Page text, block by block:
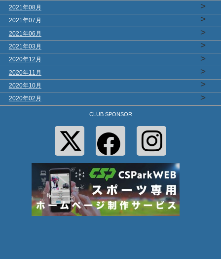
2021年08月 >
2021年07月 >
2021年06月 >
2021年03月 >
2020年12月 >
2020年11月 >
2020年10月 >
2020年02月 >
CLUB SPONSOR